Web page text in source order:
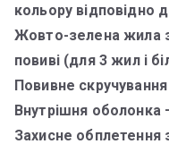
кольору відповідно
Жовто-зелена жила
повиві (для 3 жил і
Повивне
Внутрішня оболонка
Захисне обплетення